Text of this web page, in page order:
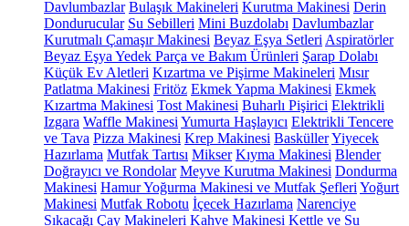
Davlumbazlar Bulaşık Makineleri Kurutma Makinesi Derin
Dondurucular Su Sebilleri Mini Buzdolabı Davlumbazlar
Kurutmalı Çamaşır Makinesi Beyaz Eşya Setleri Aspiratörler
Beyaz Eşya Yedek Parça ve Bakım Ürünleri Şarap Dolabı
Küçük Ev Aletleri Kızartma ve Pişirme Makineleri Mısır
Patlatma Makinesi Fritöz Ekmek Yapma Makinesi Ekmek
Kızartma Makinesi Tost Makinesi Buharlı Pişirici Elektrikli
Izgara Waffle Makinesi Yumurta Haşlayıcı Elektrikli Tencere
ve Tava Pizza Makinesi Krep Makinesi BasküllerYiyecek
Hazırlama Mutfak Tartısı Mikser Kıyma Makinesi Blender
Doğrayıcı ve Rondolar Meyve Kurutma Makinesi Dondurma
Makinesi Hamur Yoğurma Makinesi ve Mutfak Şefleri Yoğurt
Makinesi Mutfak Robotu İçecek Hazırlama Narenciye
Sıkacağı Çay Makineleri Kahve Makinesi Kettle ve Su